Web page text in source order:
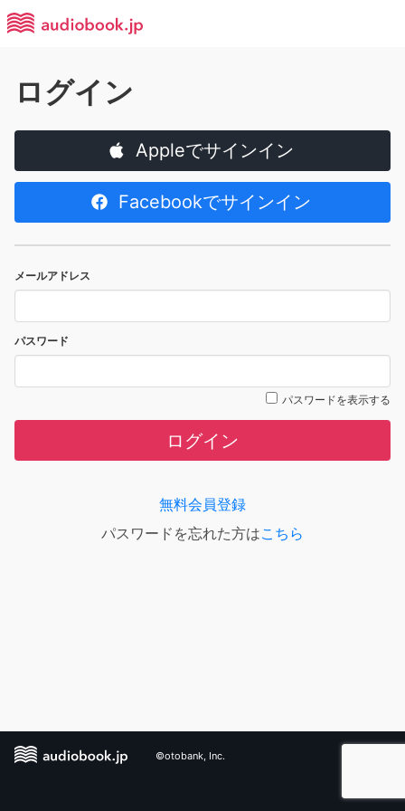
ログイン
Appleでサインイン
Facebookでサインイン
メールアドレス
パスワード
パスワードを表示する
ログイン
無料会員登録
パスワードを忘れた方はこちら
©otobank, Inc.